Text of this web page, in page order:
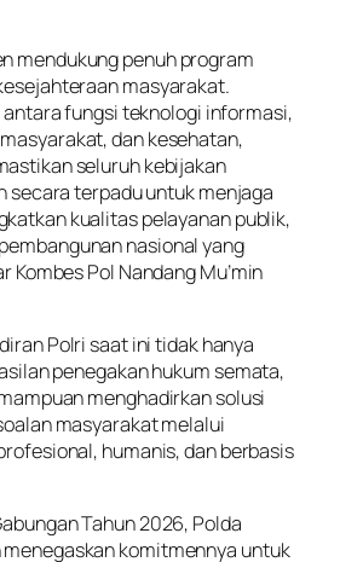
mendukung penuh program
masyarakat.
fungsi teknologi informasi,
dan kesehatan,
seluruh kebijakan
secara terpadu untuk menjaga
kualitas pelayanan publik,
nasional yang
Kombes Pol Nandang Mu’min
Polri saat ini tidak hanya
penegakan hukum semata,
menghadirkan solusi
masyarakat melalui
humanis, dan berbasis
Tahun 2026, Polda
komitmennya untuk